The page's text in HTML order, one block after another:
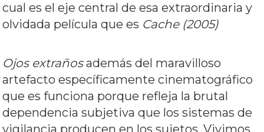
cual es el eje central de esa extraordinaria y
olvidada película que es Cache (2005)
Ojos extrañosademás del maravilloso
artefacto específicamente cinematográfico
que es funciona porque refleja la brutal
dependencia subjetiva que los sistemas de
vigilancia producen en los sujetos. Vivimos